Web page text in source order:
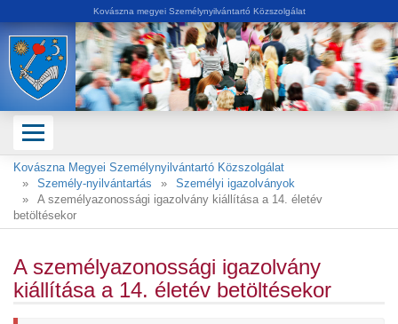
Kovászna Megyei Személynyilvántartó Közszolgálat
Személy-nyilvántartás
Személyi igazolványok
A személyazonossági igazolvány kiállítása a 14. életév
betöltésekor
A személyazonossági igazolvány
kiállítása a 14. életév betöltésekor
Kovászna megyei Személynyilvántartó Közszolgálat